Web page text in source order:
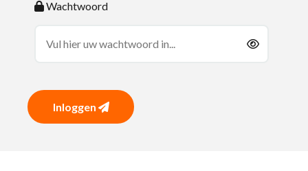
Wachtwoord
Inloggen